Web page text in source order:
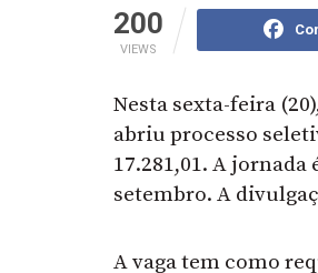
200
VIEWS
Nesta sexta-feira
abriu processo
17.281,01. A jornada
setembro. A
A vaga tem como